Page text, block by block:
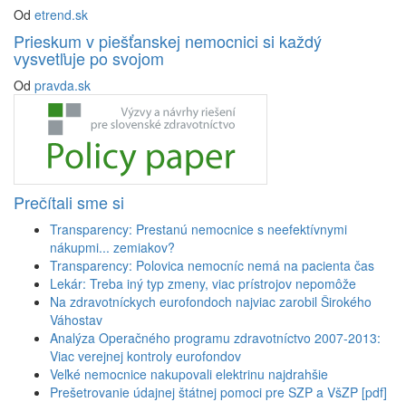
Od etrend.sk
Prieskum v piešťanskej nemocnici si každý
vysvetľuje po svojom
Od pravda.sk
Prečítali sme si
Transparency: Prestanú nemocnice s neefektívnymi
nákupmi... zemiakov?
Transparency: Polovica nemocníc nemá na pacienta čas
Lekár: Treba iný typ zmeny, viac prístrojov nepomôže
Na zdravotníckych eurofondoch najviac zarobil Širokého
Váhostav
Analýza Operačného programu zdravotníctvo 2007-2013:
Viac verejnej kontroly eurofondov
Veľké nemocnice nakupovali elektrinu najdrahšie
Prešetrovanie údajnej štátnej pomoci pre SZP a VšZP [pdf]